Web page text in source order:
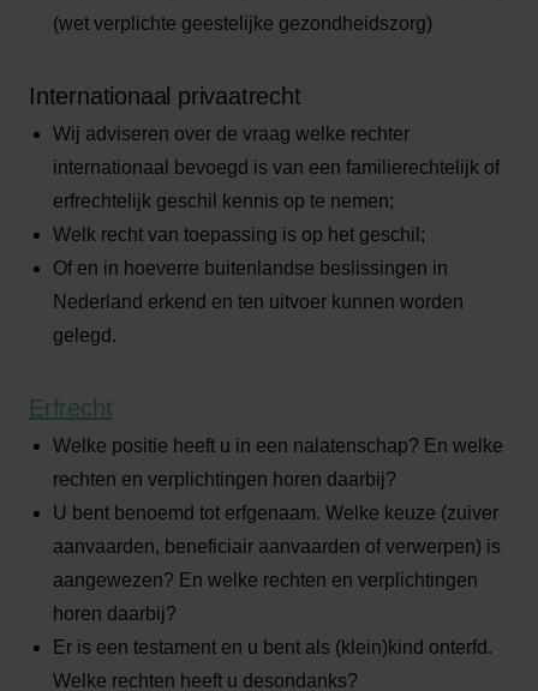
(wet verplichte geestelijke gezondheidszorg)
Internationaal privaatrecht
Wij adviseren over de vraag welke rechter
internationaal bevoegd is van een familierechtelijk of
erfrechtelijk geschil kennis op te nemen;
Welk recht van toepassing is op het geschil;
Of en in hoeverre buitenlandse beslissingen in
Nederland erkend en ten uitvoer kunnen worden
gelegd.
Erfrecht
Welke positie heeft u in een nalatenschap? En welke
rechten en verplichtingen horen daarbij?
U bent benoemd tot erfgenaam. Welke keuze (zuiver
aanvaarden, beneficiair aanvaarden of verwerpen) is
aangewezen? En welke rechten en verplichtingen
horen daarbij?
Er is een testament en u bent als (klein)kind onterfd.
Welke rechten heeft u desondanks?